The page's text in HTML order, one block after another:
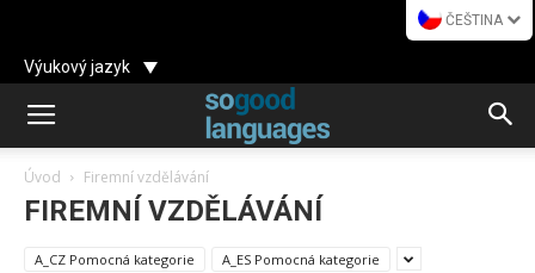
ČEŠTINA
Výukový jazyk
Úvod Firemní vzdělávání
FIREMNÍ VZDĚLÁVÁNÍ
A_CZ Pomocná kategorie A_ES Pomocná kategorie